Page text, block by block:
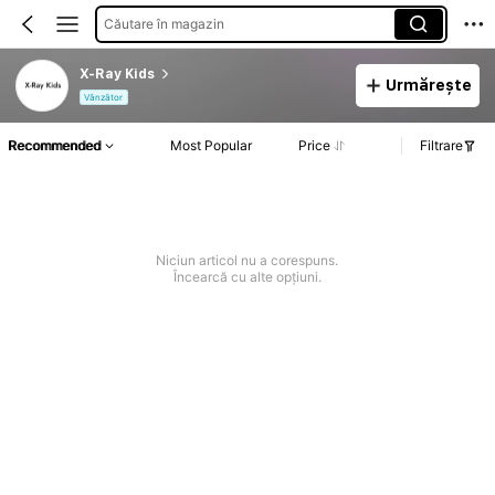
Căutare în magazin
X-Ray Kids
Vânzător
Urmărește
Recommended Most Popular Price Filtrare
Niciun articol nu a corespuns.
Încearcă cu alte opțiuni.